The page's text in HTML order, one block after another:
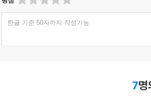
한글 기준 50자까지 작성가능
7